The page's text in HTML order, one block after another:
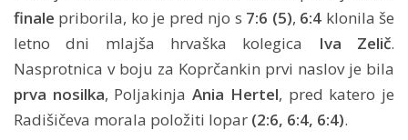
finale priborila, ko je pred njo s 7:6 (5), 6:4 klonila še
letno dni mlajša hrvaška kolegica
Iva Zelič.
Nasprotnica v boju za Koprčankin prvi naslov je bila
prva nosilka, PoljakinjaAnia Hertel, pred katero je
Radišičeva morala položiti lopar (2:6, 6:4, 6:4).